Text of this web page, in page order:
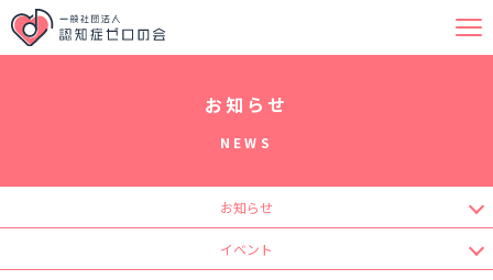
お知らせ
NEWS
お知らせ
イベント